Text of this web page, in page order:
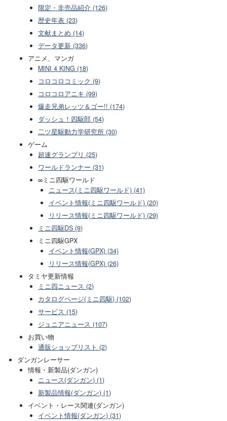
限定・非売品紹介 (126)
歴史年表 (23)
文献まとめ (14)
データ更新 (336)
アニメ、マンガ
MINI 4 KING (18)
コロコロコミック (9)
コロコロアニキ (99)
爆走兄弟レッツ＆ゴー!! (174)
ダッシュ！四駆郎 (54)
二ツ星駆動力学研究所 (30)
ゲーム
超速グランプリ (25)
ワールドランナー (31)
∞ミニ四駆ワールド
ニュース(ミニ四駆ワールド) (41)
イベント情報(ミニ四駆ワールド) (20)
リリース情報(ミニ四駆ワールド) (29)
ミニ四駆DS (9)
ミニ四駆GPX
イベント情報(GPX) (34)
リリース情報(GPX) (26)
タミヤ更新情報
ミニ四ニュース (2)
カタログページ(ミニ四駆) (102)
サービス (15)
ジュニアニュース (107)
お買い物
通販ショップリスト (2)
ダンガンレーサー
情報・新製品(ダンガン)
ニュース(ダンガン) (1)
新製品情報(ダンガン) (1)
イベント・レース関連(ダンガン)
イベント情報(ダンガン) (31)